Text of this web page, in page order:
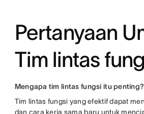
Pertanyaan
Tim lintas
Mengapa tim lintas fungsi itu penting?
Tim lintas fungsi yang efektif dapat
dan cara kerja sama baru untuk